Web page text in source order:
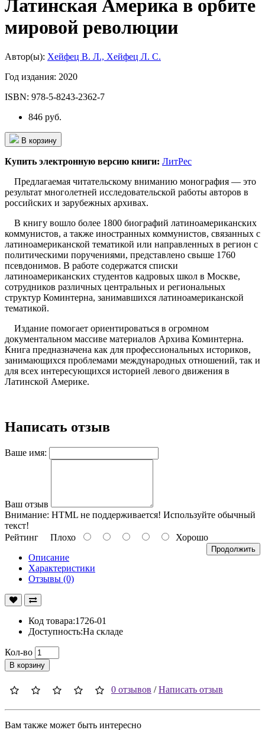
Латинская Америка в орбите
мировой революции
Автор(ы): Хейфец В. Л., Хейфец Л. С.
Год издания: 2020
ISBN: 978-5-8243-2362-7
846 руб.
В корзину
Купить электронную версию книги: ЛитРес
Предлагаемая читательскому вниманию монография — это
результат многолетней исследовательской работы авторов в
российских и зарубежных архивах.
В книгу вошло более 1800 биографий латиноамериканских
коммунистов, а также иностранных коммунистов, связанных с
латиноамериканской тематикой или направленных в регион с
политическими поручениями, представлено свыше 1760
псевдонимов. В работе содержатся списки
латиноамериканских студентов кадровых школ в Москве,
сотрудников различных центральных и региональных
структур Коминтерна, занимавшихся латиноамериканской
тематикой.
Издание помогает ориентироваться в огромном
документальном массиве материалов Архива Коминтерна.
Книга предназначена как для профессиональных историков,
занимающихся проблемами международных отношений, так и
для всех интересующихся историей левого движения в
Латинской Америке.
Написать отзыв
Ваше имя:
Ваш отзыв
Внимание: HTML не поддерживается! Используйте обычный
текст!
Рейтинг Плохо Хорошо
Продолжить
Описание
Характеристики
Отзывы (0)
Код товара:1726-01
Доступность:На складе
Кол-во
В корзину
0 отзывов /Написать отзыв
Вам также может быть интересно